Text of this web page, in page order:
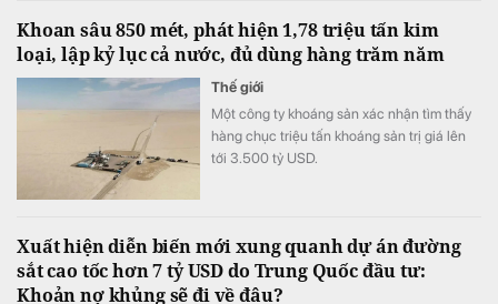
Khoan sâu 850 mét, phát hiện 1,78 triệu tấn kim
loại, lập kỷ lục cả nước, đủ dùng hàng trăm năm
Thế giới
Một công ty khoáng sản xác nhận tìm thấy
hàng chục triệu tấn khoáng sản trị giá lên
tới 3.500 tỷ USD.
Xuất hiện diễn biến mới xung quanh dự án đường
sắt cao tốc hơn 7 tỷ USD do Trung Quốc đầu tư:
Khoản nợ khủng sẽ đi về đâu?